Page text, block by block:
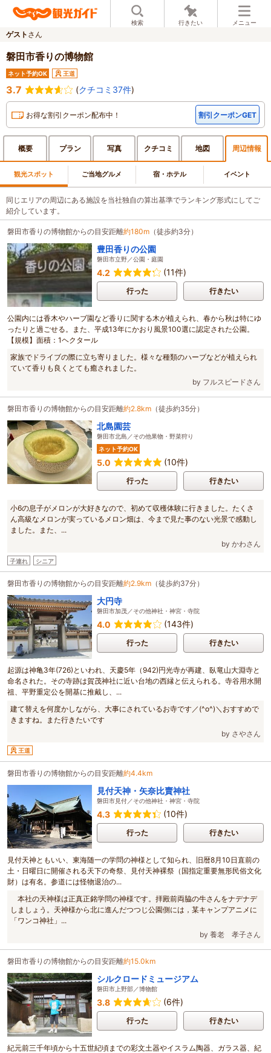
検索 行きたい メニュー
ゲスト さん
磐田市香りの博物館
ネット予約OK 王道
3.7 (クチコミ37件)
お得な割引クーポン配布中！ 割引クーポンGET
概要 プラン 写真 クチコミ 地図 周辺情報
観光スポット ご当地グルメ 宿・ホテル イベント
同じエリアの周辺にある施設を当社独自の算出基準でランキング形式にしてご
紹介しています。
磐田市香りの博物館からの目安距離約180m （徒歩約3分）
豊田香りの公園
磐田市立野／公園・庭園
4.2 (11件)
行った 行きたい
公園内には香木やハーブ園など香りに関する木が植えられ、春から秋は特にゆ
ったりと過ごせる。また、平成13年にかおり風景100選に認定された公園。
【規模】面積：1ヘクタール
家族でドライブの際に立ち寄りました。様々な種類のハーブなどが植えられ
ていて香りも良くとても癒されました。
by フルスピードさん
磐田市香りの博物館からの目安距離約2.8km （徒歩約35分）
北島園芸
磐田市北島／その他果物・野菜狩り
ネット予約OK
5.0 (10件)
行った 行きたい
小6の息子がメロンが大好きなので、初めて収穫体験に行きました。たくさ
ん高級なメロンが実っているメロン畑は、今まで見た事のない光景で感動し
ました。また、...
by かわさん
子連れ シニア
磐田市香りの博物館からの目安距離約2.9km （徒歩約37分）
大円寺
磐田市加茂／その他神社・神宮・寺院
4.0 (143件)
行った 行きたい
起源は神亀3年(726)といわれ、天慶5年（942)円光寺が再建、臥竜山大淵寺と
命名された。その寺跡は賀茂神社に近い台地の西縁と伝えられる。寺谷用水開
祖、平野重定公を開基に推戴し、...
建て替えを何度かしながら、大事にされているお寺です／(^o^)＼おすすめで
きますね。また行きたいです
by さやさん
王道
磐田市香りの博物館からの目安距離約4.4km
見付天神・矢奈比賣神社
磐田市見付／その他神社・神宮・寺院
4.3 (10件)
行った 行きたい
見付天神ともいい、東海随一の学問の神様として知られ、旧暦8月10日直前の
土・日曜日に開催される天下の奇祭、見付天神裸祭（国指定重要無形民俗文化
財）は有名。参道には怪物退治の...
本社の天神様は正真正銘学問の神様です。拝殿前両脇の牛さんをナデナデ
しましょう。天神様から北に進んだつつじ公園側には，某キャンプアニメに
「ワンコ神社」...
by 養老 孝子さん
磐田市香りの博物館からの目安距離約15.0km
シルクロードミュージアム
磐田市上野部／博物館
3.8 (6件)
行った 行きたい
紀元前三千年頃から十五世紀頃までの彩文土器やイスラム陶器、ガラス器、紀